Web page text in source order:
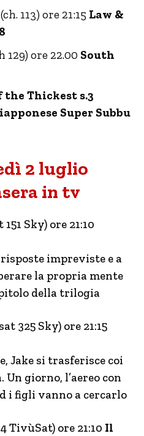
(ch. 113) ore 21:15 Law &
129) ore 22.00 South
Thickest s.3
Super Subbu
2 luglio
in tv
Sky) ore 21:10
impreviste e a
la propria mente
della trilogia
325 Sky) ore 21:15
Jake si trasferisce coi
giorno, l’aereo con
i figli vanno a cercarlo
TivùSat) ore 21:10 Il